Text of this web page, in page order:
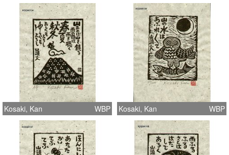
Kosaki, Kan WBP Kosaki, Kan WBP